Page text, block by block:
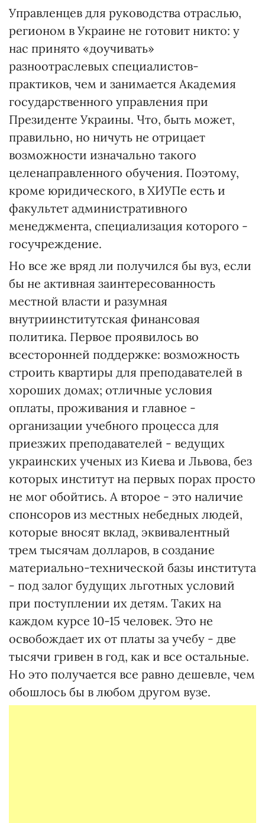
Управленцев для руководства отраслью,
регионом в Украине не готовит никто: у
нас принято «доучивать»
разноотраслевых специалистов-
практиков, чем и занимается Академия
государственного управления при
Президенте Украины. Что, быть может,
правильно, но ничуть не отрицает
возможности изначально такого
целенаправленного обучения. Поэтому,
кроме юридического, в ХИУПе есть и
факультет административного
менеджмента, специализация которого -
госучреждение.
Но все же вряд ли получился бы вуз, если
бы не активная заинтересованность
местной власти и разумная
внутриинститутская финансовая
политика. Первое проявилось во
всесторонней поддержке: возможность
строить квартиры для преподавателей в
хороших домах; отличные условия
оплаты, проживания и главное -
организации учебного процесса для
приезжих преподавателей - ведущих
украинских ученых из Киева и Львова, без
которых институт на первых порах просто
не мог обойтись. А второе - это наличие
спонсоров из местных небедных людей,
которые вносят вклад, эквивалентный
трем тысячам долларов, в создание
материально-технической базы института
- под залог будущих льготных условий
при поступлении их детям. Таких на
каждом курсе 10-15 человек. Это не
освобождает их от платы за учебу - две
тысячи гривен в год, как и все остальные.
Но это получается все равно дешевле, чем
обошлось бы в любом другом вузе.